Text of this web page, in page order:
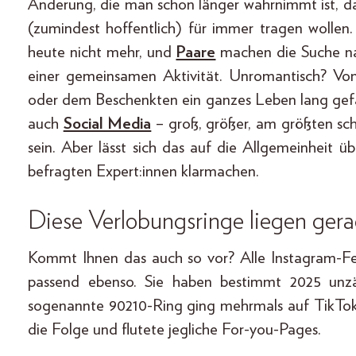
Änderung, die man schon länger wahrnimmt ist,
(zumindest hoffentlich) für immer tragen
heute nicht mehr, und Paare machen die Suche
einer gemeinsamen Aktivität. Unromantisch?
oder dem Beschenkten ein ganzes Leben lang
auch Social Media – groß, größer, am größten
sein. Aber lässt sich das auf die Allgemeinheit
befragten Expert:innen klarmachen.
Diese Verlobungsringe liegen
Kommt Ihnen das auch so vor? Alle Instagram-
passend ebenso. Sie haben bestimmt 2025
sogenannte 90210-Ring ging mehrmals auf
die Folge und flutete jegliche For-you-Pages.